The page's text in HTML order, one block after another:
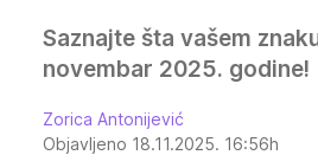
Saznajte šta vašem
novembar 2025. godine!
Zorica Antonijević
Objavljeno 18.11.2025. 16:56h